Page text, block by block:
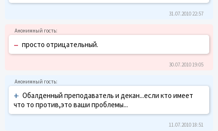
31.07.2010 22:57
– просто отрицательный.
30.07.2010 19:05
+ Обалденный преподаватель и декан...если кто имеет
что то против,это ваши проблемы...
11.07.2010 18:51